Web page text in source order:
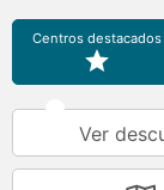
Centros destacados
Ver